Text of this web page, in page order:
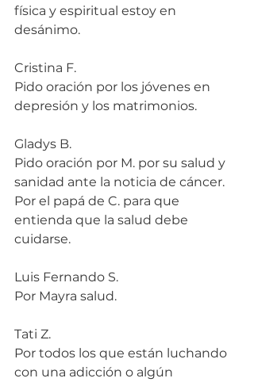
física y espiritual estoy en
desánimo.
Cristina F.
Pido oración por los jóvenes en
depresión y los matrimonios.
Gladys B.
Pido oración por M. por su salud y
sanidad ante la noticia de cáncer.
Por el papá de C. para que
entienda que la salud debe
cuidarse.
Luis Fernando S.
Por Mayra salud.
Tati Z.
Por todos los que están luchando
con una adicción o algún